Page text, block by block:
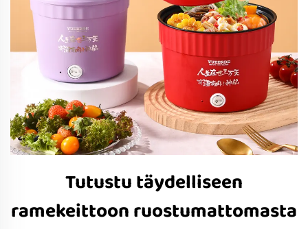
Tutustu täydelliseen
ramekeittoon ruostumattomasta